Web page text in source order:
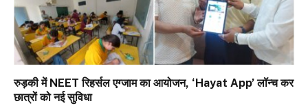
रुड़की में NEET रिहर्सल एग्जाम का आयोजन, ‘Hayat App’ लॉन्च कर
छात्रों को नई सुविधा